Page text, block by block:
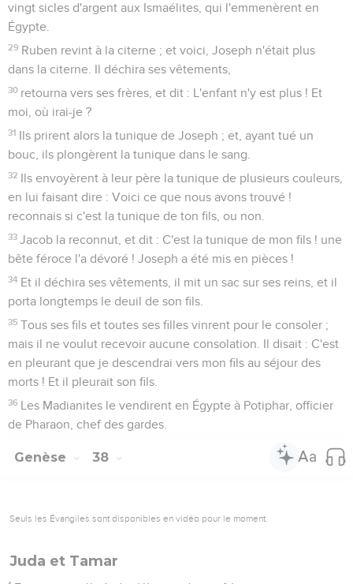
vingt sicles d'argent aux Ismaélites, qui l'emmenèrent en
Égypte.
29 Ruben revint à la citerne ; et voici, Joseph n'était plus
dans la citerne. Il déchira ses vêtements,
30 retourna vers ses frères, et dit : L'enfant n'y est plus ! Et
moi, où irai-je ?
31 Ils prirent alors la tunique de Joseph ; et, ayant tué un
bouc, ils plongèrent la tunique dans le sang.
32 Ils envoyèrent à leur père la tunique de plusieurs couleurs,
en lui faisant dire : Voici ce que nous avons trouvé !
reconnais si c'est la tunique de ton fils, ou non.
33 Jacob la reconnut, et dit : C'est la tunique de mon fils ! une
bête féroce l'a dévoré ! Joseph a été mis en pièces !
34 Et il déchira ses vêtements, il mit un sac sur ses reins, et il
porta longtemps le deuil de son fils.
35 Tous ses fils et toutes ses filles vinrent pour le consoler ;
mais il ne voulut recevoir aucune consolation. Il disait : C'est
en pleurant que je descendrai vers mon fils au séjour des
morts ! Et il pleurait son fils.
36 Les Madianites le vendirent en Égypte à Potiphar, officier
de Pharaon, chef des gardes.
Genèse 38
Seuls les Évangiles sont disponibles en vidéo pour le moment.
Juda et Tamar